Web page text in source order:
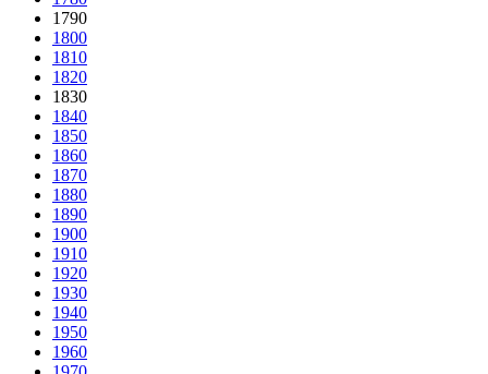
1790
1800
1810
1820
1830
1840
1850
1860
1870
1880
1890
1900
1910
1920
1930
1940
1950
1960